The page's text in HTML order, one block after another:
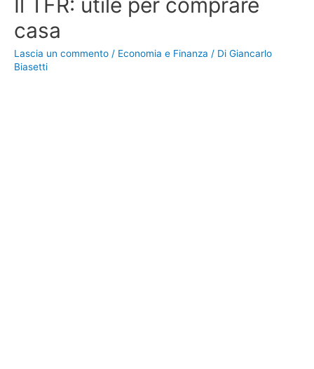
Il TFR: utile per comprare
casa
Lascia un commento / Economia e Finanza / Di Giancarlo
Biasetti